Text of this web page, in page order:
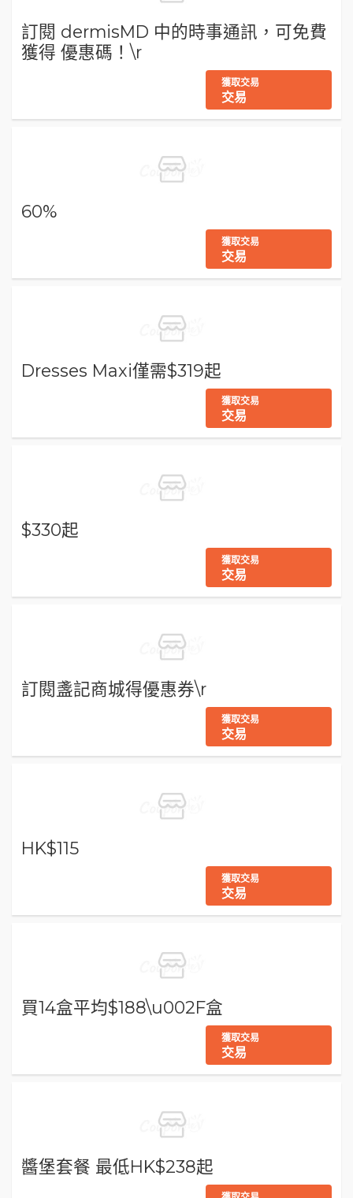
訂閱 dermisMD 中的時事通訊，可免費
獲得 優惠碼！\r
獲取交易
交易
60%
獲取交易
交易
Dresses Maxi僅需$319起
獲取交易
交易
$330起
獲取交易
交易
訂閱盞記商城得優惠券\r
獲取交易
交易
HK$115
獲取交易
交易
買14盒平均$188\u002F盒
獲取交易
交易
醬堡套餐 最低HK$238起